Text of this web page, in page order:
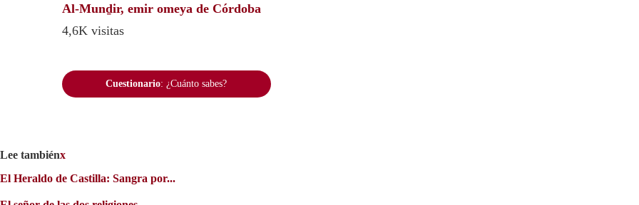
Al-Munḏir, emir omeya de Córdoba
4,6K visitas
Cuestionario: ¿Cuánto sabes?
Lee tambiénx
El Heraldo de Castilla: Sangra por...